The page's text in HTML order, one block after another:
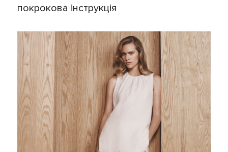
покрокова інструкція